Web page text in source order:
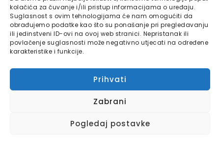
kolačića za čuvanje i/ili pristup informacijama o uređaju.
Suglasnost s ovim tehnologijama će nam omogućiti da
obrađujemo podatke kao što su ponašanje pri pregledavanju
ili jedinstveni ID-ovi na ovoj web stranici. Nepristanak ili
povlačenje suglasnosti može negativno utjecati na određene
karakteristike i funkcije.
Prihvati
Zabrani
Pogledaj postavke
Bajtbox
Linkovi
Kontaktirajte nas
Impressum
Bajtbox koristi
usluge.